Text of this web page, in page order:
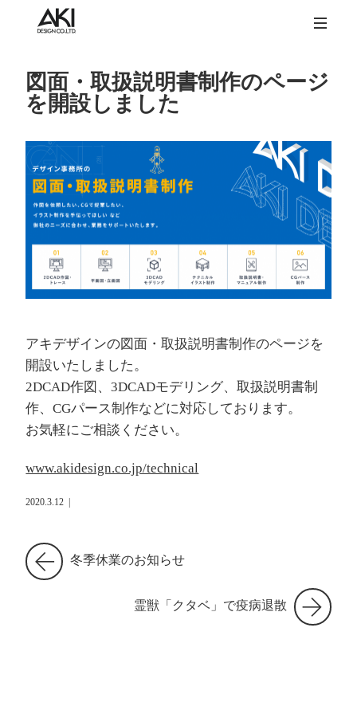
図面・取扱説明書制作のページ
を開設しました
アキデザインの図面・取扱説明書制作のページを
開設いたしました。
2DCAD作図、3DCADモデリング、取扱説明書制
作、CGパース制作などに対応しております。
お気軽にご相談ください。
www.akidesign.co.jp/technical
2020.3.12
冬季休業のお知らせ
霊獣「クタベ」で疫病退散